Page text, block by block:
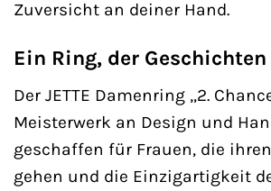
Zuversicht an deiner Hand.
Ein Ring, der
Der JETTE Damenring „2.
Meisterwerk an Design und
geschaffen für Frauen, die
gehen und die Einzigartigkeit